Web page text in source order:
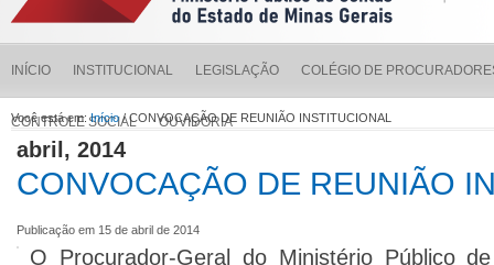
INÍCIO INSTITUCIONAL LEGISLAÇÃO COLÉGIO DE
CONTROLE SOCIAL OUVIDORIA
Você está em:Início/ CONVOCAÇÃO DE REUNIÃO INSTITUCIONAL
abril, 2014
CONVOCAÇÃO DE REUNIÃO
Publicação em 15 de abril de 2014
O Procurador-Geral do Ministério Público